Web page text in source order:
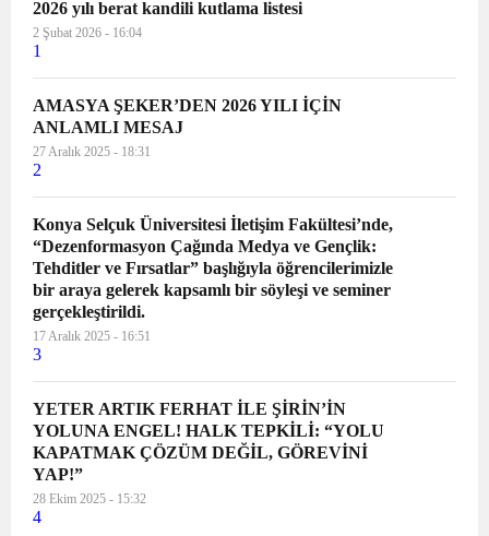
tarafından inşa ettirilecek olan Amasya
2026 yılı berat kandili kutlama listesi
2 Şubat 2026 - 16:04
1
AMASYA ŞEKER’DEN 2026 YILI İÇİN
ANLAMLI MESAJ
27 Aralık 2025 - 18:31
2
Konya Selçuk Üniversitesi İletişim Fakültesi’nde,
“Dezenformasyon Çağında Medya ve Gençlik:
Tehditler ve Fırsatlar” başlığıyla öğrencilerimizle
bir araya gelerek kapsamlı bir söyleşi ve seminer
gerçekleştirildi.
17 Aralık 2025 - 16:51
3
YETER ARTIK FERHAT İLE ŞİRİN’İN
YOLUNA ENGEL! HALK TEPKİLİ: “YOLU
KAPATMAK ÇÖZÜM DEĞİL, GÖREVİNİ
YAP!”
28 Ekim 2025 - 15:32
4